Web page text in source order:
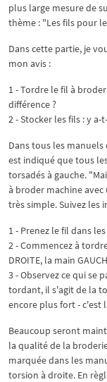
plus large mesure de
thème : "Les fils pour
Dans cette partie, je
mon avis :
1 - Tordre le fil à
différence ?
2 - Stocker les fils : y a-
Dans tous les
est indiqué que tous
torsadés à gauche.
à broder machine
très simple. Suivez les
1 - Prenez le fil dans
2 - Commencez à
DROITE, la main
3 - Observez ce qui se
tordant, il s'agit de la
encore plus fort - c'est
Beaucoup seront
la qualité de la
marquée dans les
torsion à droite. En